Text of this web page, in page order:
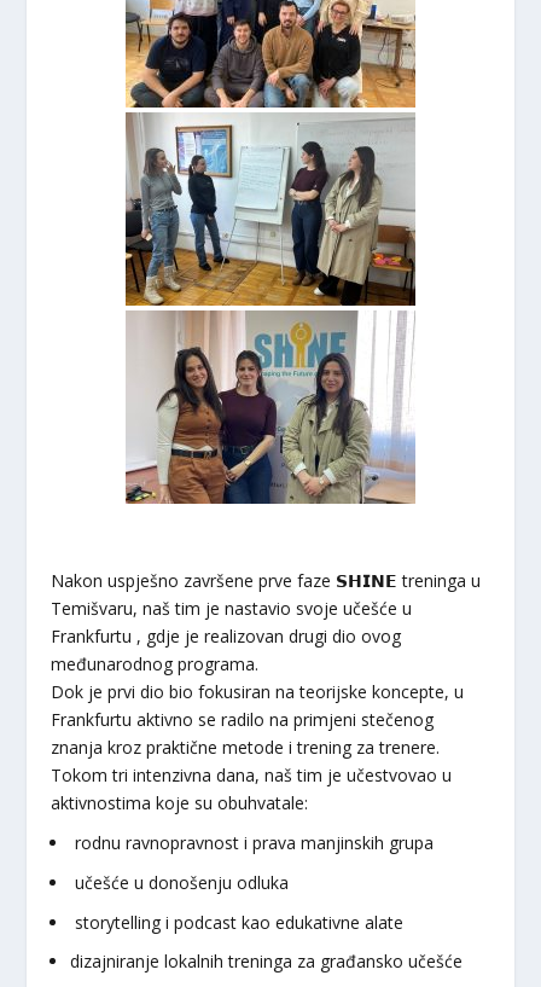
Nakon uspješno završene prve faze 𝗦𝗛𝗜𝗡𝗘 treninga u
Temišvaru, naš tim je nastavio svoje učešće u
Frankfurtu , gdje je realizovan drugi dio ovog
međunarodnog programa.
Dok je prvi dio bio fokusiran na teorijske koncepte, u
Frankfurtu aktivno se radilo na primjeni stečenog
znanja kroz praktične metode i trening za trenere.
Tokom tri intenzivna dana, naš tim je učestvovao u
aktivnostima koje su obuhvatale:
rodnu ravnopravnost i prava manjinskih grupa
učešće u donošenju odluka
storytelling i podcast kao edukativne alate
dizajniranje lokalnih treninga za građansko učešće